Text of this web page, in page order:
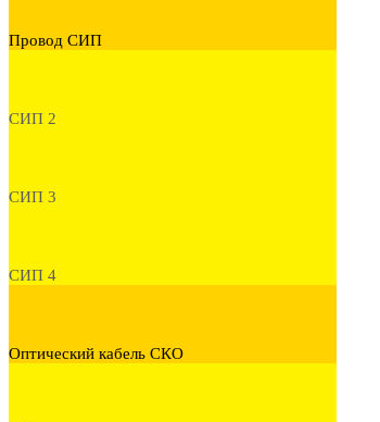
Провод СИП
СИП 2
СИП 3
СИП 4
Оптический кабель СКО